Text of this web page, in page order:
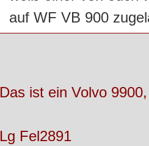
auf WF VB 900
Das ist ein Volvo
Lg Fel2891